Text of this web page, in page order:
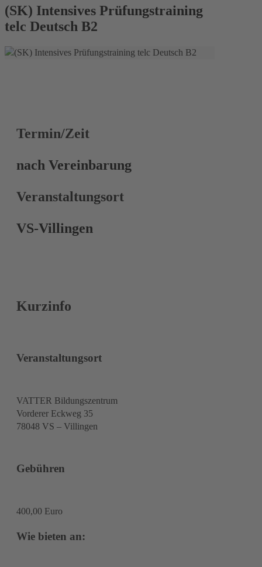
(SK) Intensives Prüfungstraining
telc Deutsch B2
Termin/Zeit
nach Vereinbarung
Veranstaltungsort
VS-Villingen
Kurzinfo
Veranstaltungsort
VATTER Bildungszentrum
Vorderer Eckweg 35
78048 VS – Villingen
Gebühren
400,00 Euro
Wie bieten an: